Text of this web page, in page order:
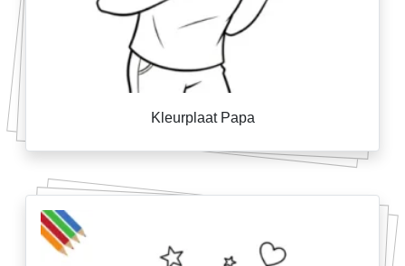
Kleurplaat Papa